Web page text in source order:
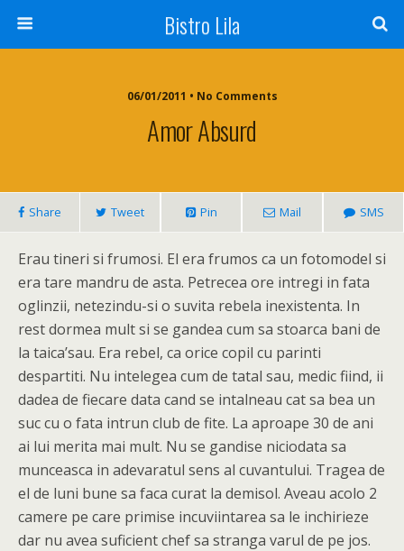
Bistro Lila
06/01/2011 • No Comments
Amor Absurd
Share Tweet Pin Mail SMS
Erau tineri si frumosi. El era frumos ca un fotomodel si
era tare mandru de asta. Petrecea ore intregi in fata
oglinzii, netezindu-si o suvita rebela inexistenta. In
rest dormea mult si se gandea cum sa stoarca bani de
la taica’sau. Era rebel, ca orice copil cu parinti
despartiti. Nu intelegea cum de tatal sau, medic fiind, ii
dadea de fiecare data cand se intalneau cat sa bea un
suc cu o fata intrun club de fite. La aproape 30 de ani
ai lui merita mai mult. Nu se gandise niciodata sa
munceasca in adevaratul sens al cuvantului. Tragea de
el de luni bune sa faca curat la demisol. Aveau acolo 2
camere pe care primise incuviintarea sa le inchirieze
dar nu avea suficient chef sa stranga varul de pe jos.